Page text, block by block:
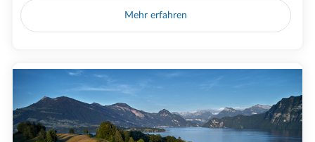
Mehr erfahren